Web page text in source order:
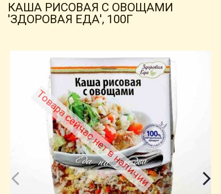
КАША РИСОВАЯ С ОВОЩАМИ
'ЗДОРОВАЯ ЕДА', 100Г
Товара сейчас нет в наличии